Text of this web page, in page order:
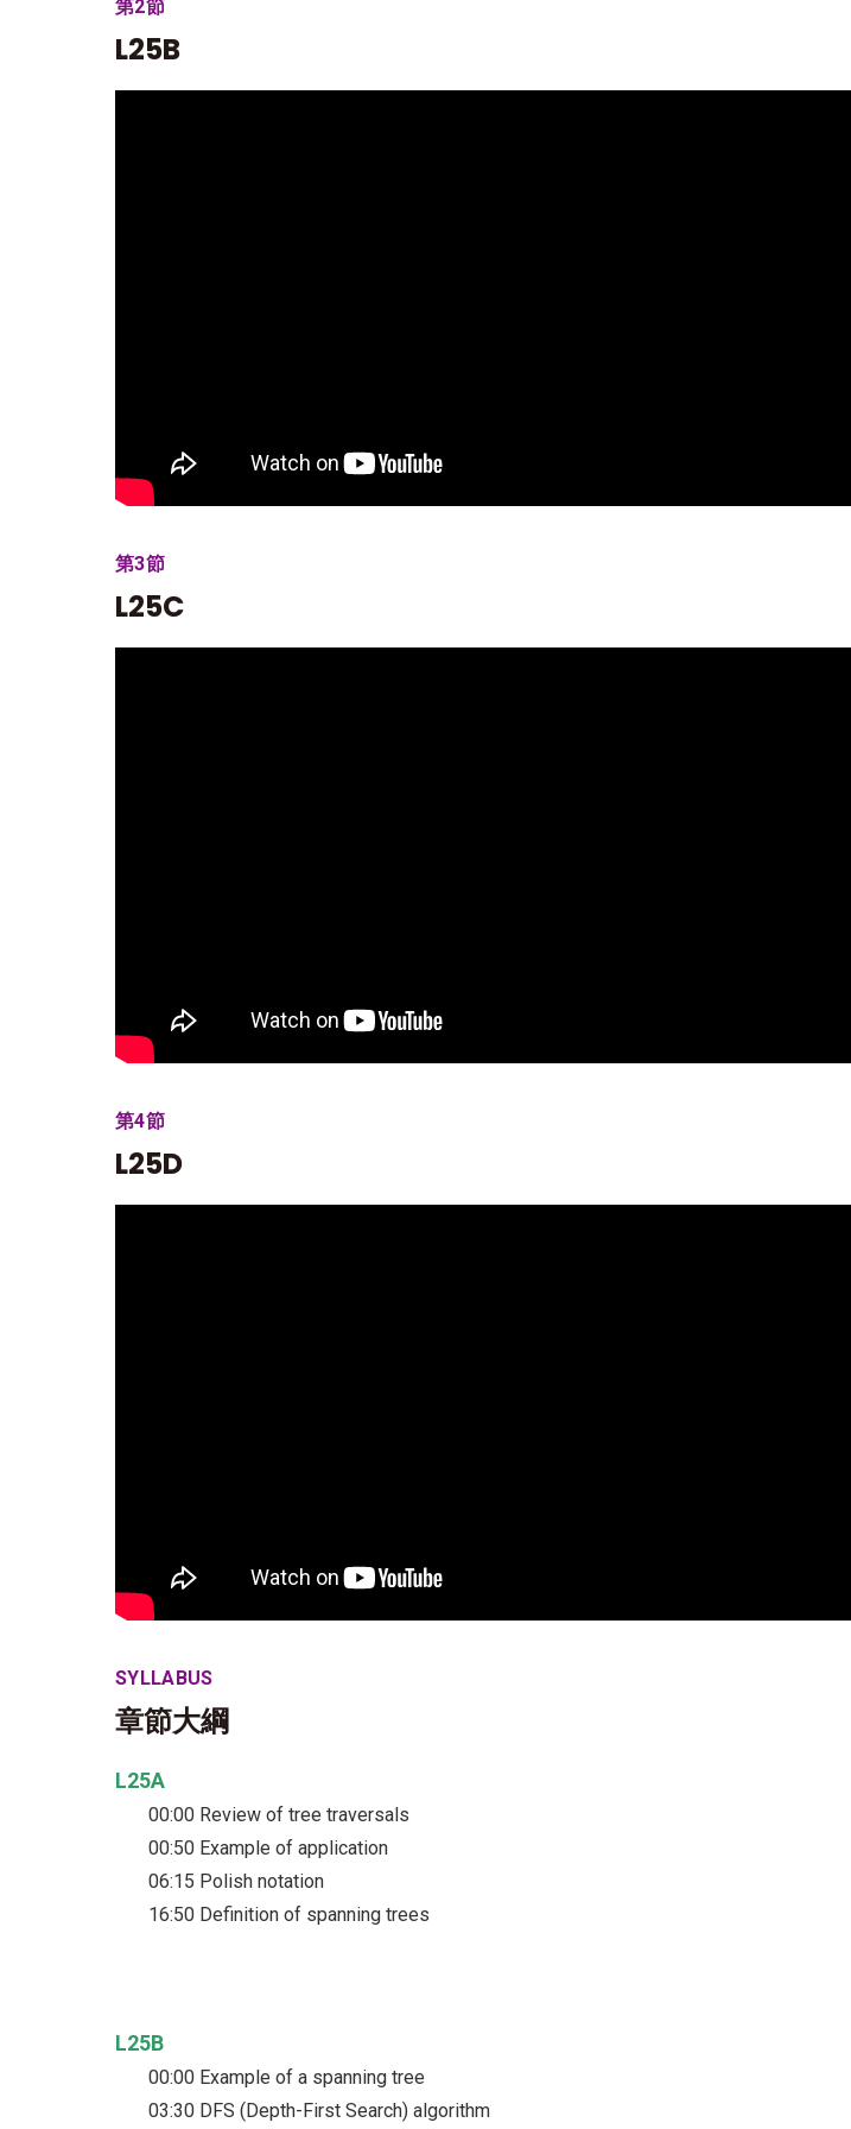
第2節
L25B
第3節
L25C
第4節
L25D
SYLLABUS
章節大綱
L25A
00:00 Review of tree traversals
00:50 Example of application
06:15 Polish notation
16:50 Definition of spanning trees
L25B
00:00 Example of a spanning tree
03:30 DFS (Depth-First Search) algorithm